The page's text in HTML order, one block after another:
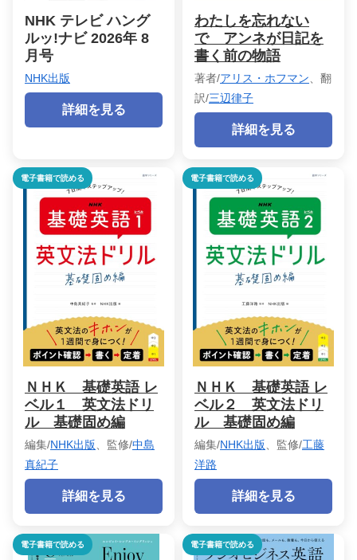
NHK テレビ ハング
ルッ!ナビ 2026年 8
月号
NHK出版
詳細を見る
わたしを忘れない
で アンネが日記を
書く前の物語
著者/アリス・ホフマン 、翻
訳/三辺律子
詳細を見る
電子書籍で読める
ＮＨＫ 基礎英語 レ
ベル１ 英文法ドリ
ル 基礎固め編
編集/NHK出版 、監修/中島
真紀子
詳細を見る
電子書籍で読める
ＮＨＫ 基礎英語 レ
ベル２ 英文法ドリ
ル 基礎固め編
編集/NHK出版 、監修/工藤
洋路
詳細を見る
電子書籍で読める 電子書籍で読める